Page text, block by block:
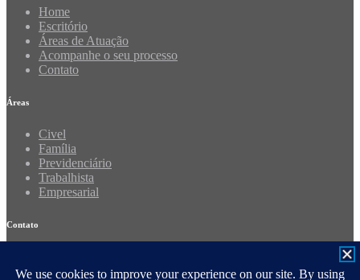
Home
Escritório
Áreas de Atuação
Acompanhe o seu processo
Contato
Áreas
Civel
Família
Previdenciário
Trabalhista
Empresarial
Contato
WhatsApp: 11 95328-4609